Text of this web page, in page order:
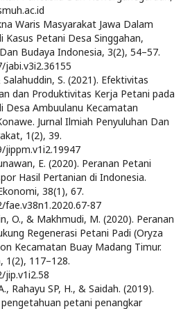
Waris Masyarakat Jawa Dalam
Kasus Petani Desa Singgahan,
Budaya Indonesia, 3(2), 54–57.
S. (2021). Efektivitas
dan Produktivitas Kerja Petani pada
Desa Ambuulanu Kecamatan
Jurnal Ilmiah Penyuluhan Dan
1(2), 39.
E. (2020). Peranan Petani
Hasil Pertanian di Indonesia.
38(1), 67.
87
O., & Makhmudi, M. (2020). Peranan
Regenerasi Petani Padi (Oryza
Kecamatan Buay Madang Timur.
1(2), 117–128.
Rahayu SP, H., & Saidah. (2019).
petani penangkar